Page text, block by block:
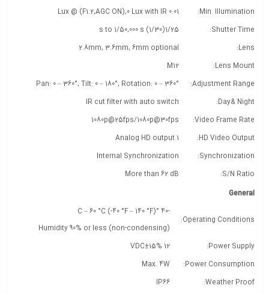
Min. Illumination:
0.01 Lux @ (F1.2,AGC ON),0 Lux with IR
Shutter Time:
1/25(1/30) s to 1/50,000 s
Lens:
2.8mm, 3.6mm, 6mm optional
Lens Mount:
M12
Adjustment Range:
Pan: 0 – 360°, Tilt: 0 – 180°, Rotation: 0 – 360°
Day& Night:
IR cut filter with auto switch
Video Frame Rate:
1080p@25fps/1080p@30fps
HD Video Output:
1 Analog HD output
Synchronization:
Internal Synchronization
S/N Ratio:
More than 62 dB
General
Operating Conditions:
-40 °C – 60 °C (-40 °F – 140 °F)
Humidity 90% or less (non-condensing)
Power Supply:
12 VDC±15%
Power Consumption:
Max. 4W
Weather Proof:
IP66